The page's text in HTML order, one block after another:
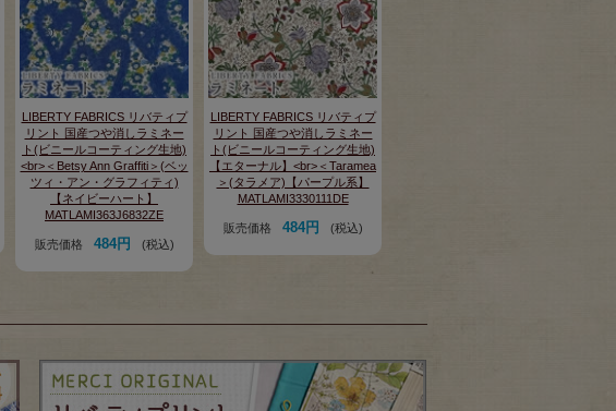
LIBERTY FABRICS リバティプ
リント 国産つや消しラミネー
ト(ビニールコーティング生地)
<br>＜Betsy Ann Graffiti＞(ベッ
ツィ・アン・グラフィティ)
【ネイビーハート】
MATLAMI363J6832ZE
販売価格 484円 (税込)
LIBERTY FABRICS リバティプ
リント 国産つや消しラミネー
ト(ビニールコーティング生地)
【エターナル】<br>＜Taramea
＞(タラメア)【パープル系】
MATLAMI3330111DE
販売価格 484円 (税込)